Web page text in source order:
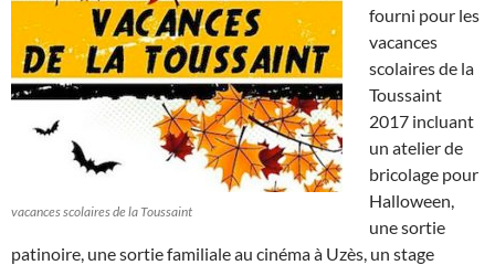
vacances scolaires de la Toussaint
fourni pour les
vacances
scolaires de la
Toussaint
2017 incluant
un atelier de
bricolage pour
Halloween,
une sortie
patinoire, une sortie familiale au cinéma à Uzès, un stage